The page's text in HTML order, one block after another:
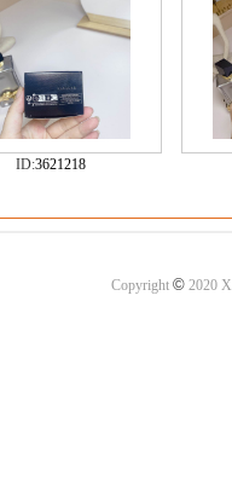
ID:3621218
Copyright ©2020